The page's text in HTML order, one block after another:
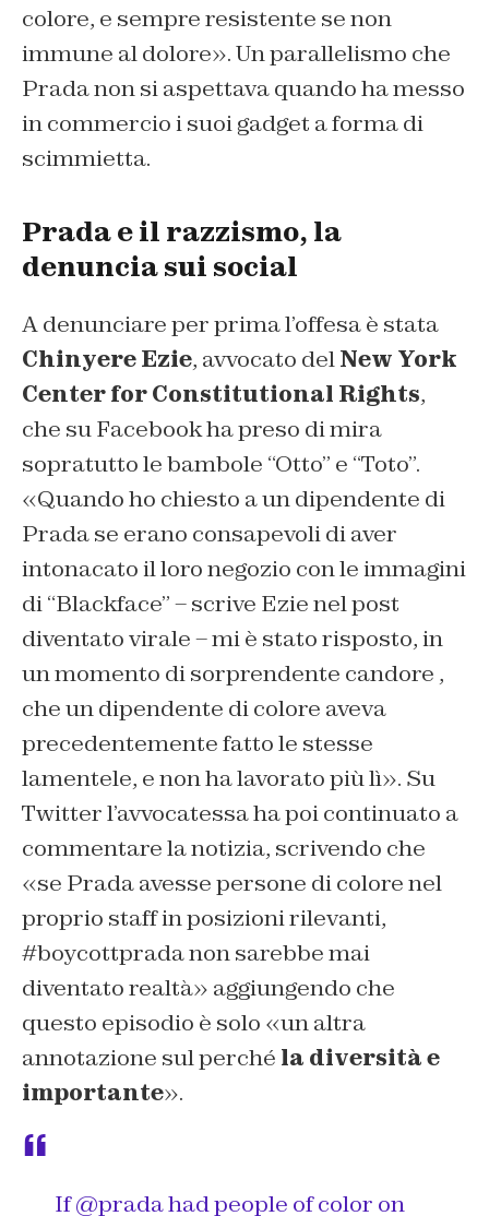
colore, e sempre resistente se non
immune al dolore». Un parallelismo che
Prada non si aspettava quando ha messo
in commercio i suoi gadget a forma di
scimmietta.
Prada e il razzismo, la
denuncia sui social
A denunciare per prima l’offesa è stata
Chinyere Ezie, avvocato delNew York
Center for Constitutional Rights,
che su Facebook ha preso di mira
sopratutto le bambole “Otto” e “Toto”.
«Quando ho chiesto a un dipendente di
Prada se erano consapevoli di aver
intonacato il loro negozio con le immagini
di “Blackface” – scrive Ezie nel post
diventato virale – mi è stato risposto, in
un momento di sorprendente candore ,
che un dipendente di colore aveva
precedentemente fatto le stesse
lamentele, e non ha lavorato più lì». Su
Twitter l’avvocatessa ha poi continuato a
commentare la notizia, scrivendo che
«se Prada avesse persone di colore nel
proprio staff in posizioni rilevanti,
#boycottprada non sarebbe mai
diventato realtà» aggiungendo che
questo episodio è solo «un altra
annotazione sul perché la diversità e
importante».
If@pradahad people of color on